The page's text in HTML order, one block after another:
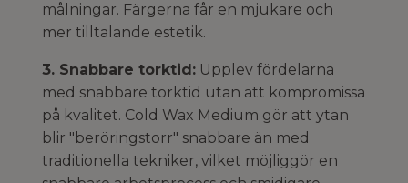
målningar. Färgerna får en mjukare och
mer tilltalande estetik.
3. Snabbare torktid: Upplev fördelarna
med snabbare torktid utan att kompromissa
på kvalitet. Cold Wax Medium gör att ytan
blir "beröringstorr" snabbare än med
traditionella tekniker, vilket möjliggör en